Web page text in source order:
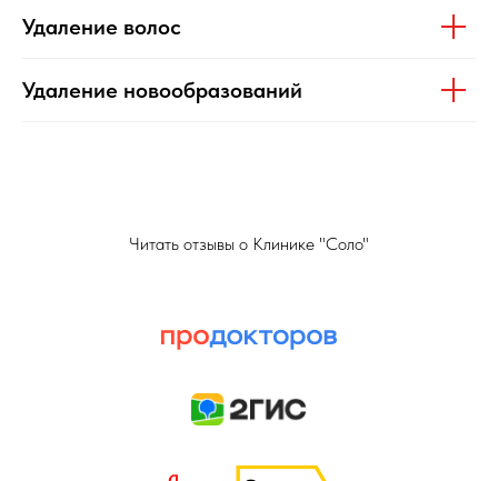
Удаление волос
Удаление новообразований
Читать отзывы о Клинике "Соло"